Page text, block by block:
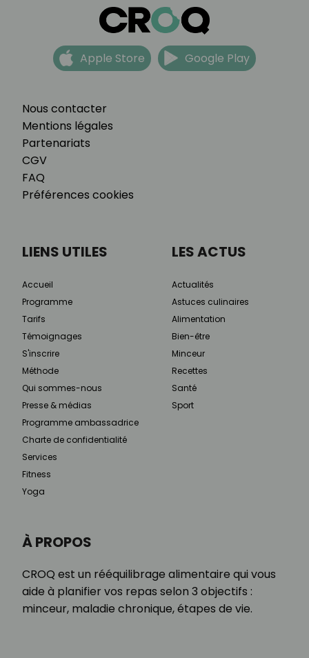
Nous contacter
Mentions légales
Partenariats
CGV
FAQ
Préférences cookies
Apple Store Google Play
À PROPOS
CROQ est un rééquilibrage alimentaire qui vous
aide à planifier vos repas selon 3 objectifs :
minceur, maladie chronique, étapes de vie.
LIENS UTILES
Accueil
Programme
Tarifs
Témoignages
S'inscrire
Méthode
Qui sommes-nous
Presse & médias
Programme ambassadrice
Charte de confidentialité
Services
Fitness
Yoga
LES ACTUS
Actualités
Astuces culinaires
Alimentation
Bien-être
Minceur
Recettes
Santé
Sport